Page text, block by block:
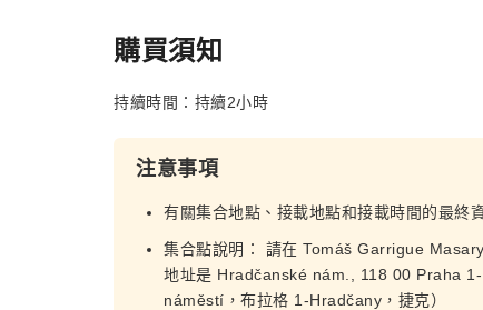
購買須知
持續時間：持續2小時
注意事項
有關集合地點、接載地點和接載時間的最終
集合點說明： 請在 Tomáš Garrigue
地址是 Hradčanské nám., 118 00 Praha
náměstí，布拉格 1-Hradčany，捷克）